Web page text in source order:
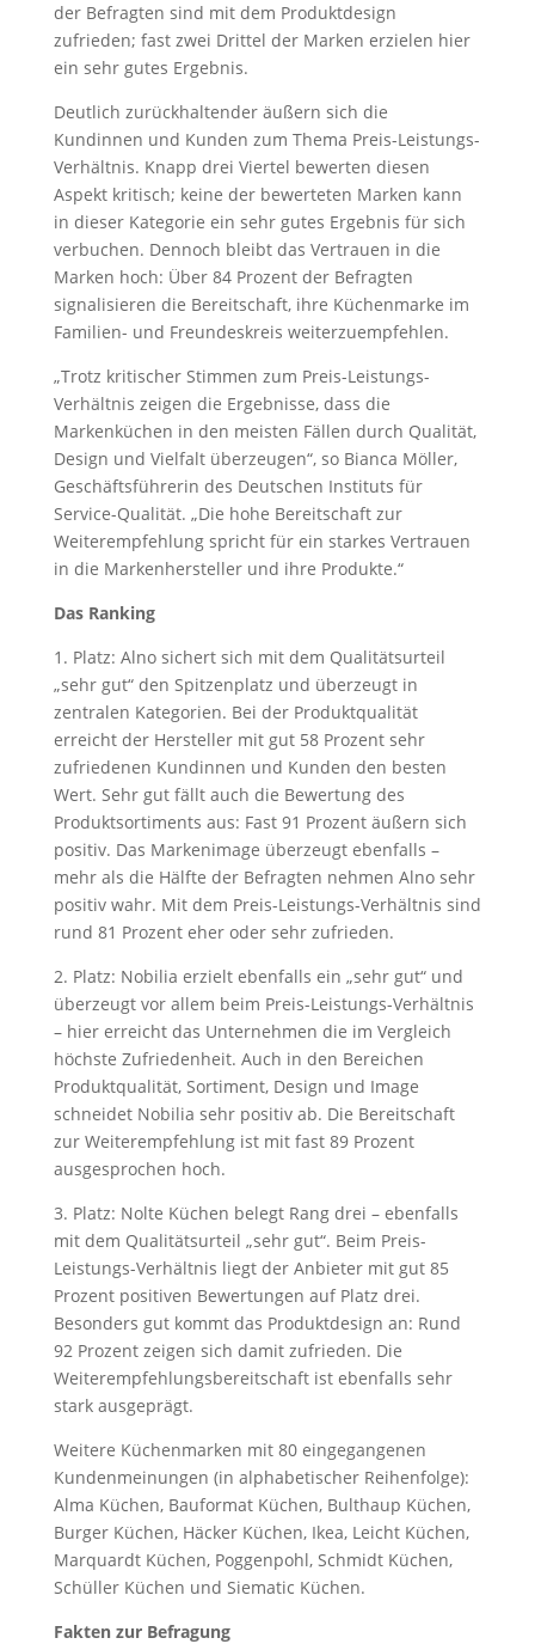
der Befragten sind mit dem Produktdesign
zufrieden; fast zwei Drittel der Marken erzielen hier
ein sehr gutes Ergebnis.
Deutlich zurückhaltender äußern sich die
Kundinnen und Kunden zum Thema Preis-Leistungs-
Verhältnis. Knapp drei Viertel bewerten diesen
Aspekt kritisch; keine der bewerteten Marken kann
in dieser Kategorie ein sehr gutes Ergebnis für sich
verbuchen. Dennoch bleibt das Vertrauen in die
Marken hoch: Über 84 Prozent der Befragten
signalisieren die Bereitschaft, ihre Küchenmarke im
Familien- und Freundeskreis weiterzuempfehlen.
„Trotz kritischer Stimmen zum Preis-Leistungs-
Verhältnis zeigen die Ergebnisse, dass die
Markenküchen in den meisten Fällen durch Qualität,
Design und Vielfalt überzeugen“, so Bianca Möller,
Geschäftsführerin des Deutschen Instituts für
Service-Qualität. „Die hohe Bereitschaft zur
Weiterempfehlung spricht für ein starkes Vertrauen
in die Markenhersteller und ihre Produkte.“
Das Ranking
1. Platz: Alno sichert sich mit dem Qualitätsurteil
„sehr gut“ den Spitzenplatz und überzeugt in
zentralen Kategorien. Bei der Produktqualität
erreicht der Hersteller mit gut 58 Prozent sehr
zufriedenen Kundinnen und Kunden den besten
Wert. Sehr gut fällt auch die Bewertung des
Produktsortiments aus: Fast 91 Prozent äußern sich
positiv. Das Markenimage überzeugt ebenfalls –
mehr als die Hälfte der Befragten nehmen Alno sehr
positiv wahr. Mit dem Preis-Leistungs-Verhältnis sind
rund 81 Prozent eher oder sehr zufrieden.
2. Platz: Nobilia erzielt ebenfalls ein „sehr gut“ und
überzeugt vor allem beim Preis-Leistungs-Verhältnis
– hier erreicht das Unternehmen die im Vergleich
höchste Zufriedenheit. Auch in den Bereichen
Produktqualität, Sortiment, Design und Image
schneidet Nobilia sehr positiv ab. Die Bereitschaft
zur Weiterempfehlung ist mit fast 89 Prozent
ausgesprochen hoch.
3. Platz: Nolte Küchen belegt Rang drei – ebenfalls
mit dem Qualitätsurteil „sehr gut“. Beim Preis-
Leistungs-Verhältnis liegt der Anbieter mit gut 85
Prozent positiven Bewertungen auf Platz drei.
Besonders gut kommt das Produktdesign an: Rund
92 Prozent zeigen sich damit zufrieden. Die
Weiterempfehlungsbereitschaft ist ebenfalls sehr
stark ausgeprägt.
Weitere Küchenmarken mit 80 eingegangenen
Kundenmeinungen (in alphabetischer Reihenfolge):
Alma Küchen, Bauformat Küchen, Bulthaup Küchen,
Burger Küchen, Häcker Küchen, Ikea, Leicht Küchen,
Marquardt Küchen, Poggenpohl, Schmidt Küchen,
Schüller Küchen und Siematic Küchen.
Fakten zur Befragung